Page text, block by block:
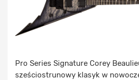
Pro Series Signature Corey
sześciostrunowy klasyk w